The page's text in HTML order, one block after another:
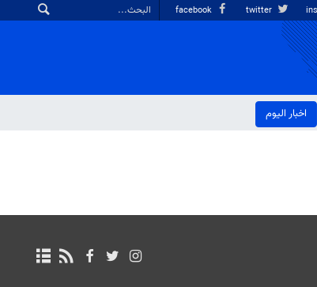
اخبار الیوم